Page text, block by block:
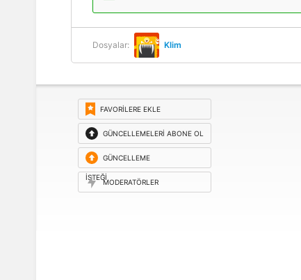
Dosyalar: Klim
FAVORILERE EKLE
GÜNCELLEMELERI ABONE OL
GÜNCELLEME
ISTEĞI
MODERATÖRLER